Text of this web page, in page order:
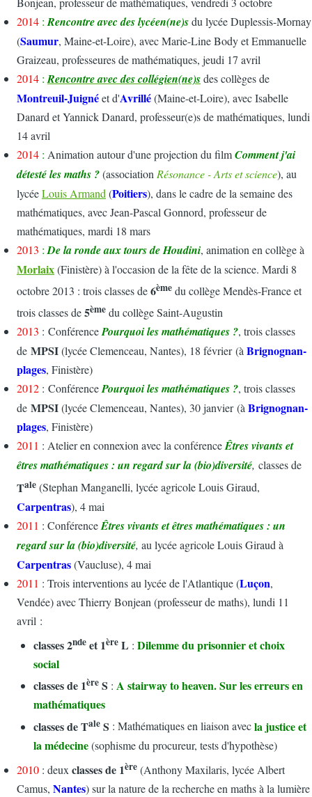
2014 : Rencontre avec des lycéen(ne)sdu lycée Duplessis-Mornay
(Saumur, Maine-et-Loire), avec Marie-Line Body et Emmanuelle
Graizeau, professeures de mathématiques, jeudi 17 avril
2014 : Rencontre avec des collégien(ne)sdes collèges de
Montreuil-Juignéet d'Avrillé(Maine-et-Loire), avec Isabelle
Danard et Yannick Danard, professeur(e)s de mathématiques, lundi
14 avril
2014 : Animation autour d'une projection du filmComment j'ai
détesté les maths ?(association Résonance - Arts et science), au
lycéeLouis Armand (Poitiers), dans le cadre de la semaine des
mathématiques, avec Jean-Pascal Gonnord, professeur de
mathématiques, mardi 18 mars
2013 : De la ronde aux tours de Houdini, animation en collège à
Morlaix(Finistère) à l'occasion de la fête de la science. Mardi 8
octobre 2013 : trois classes de6ème du collège Mendès-France et
trois classes de5ème du collège Saint-Augustin
2013 : ConférencePourquoi les mathématiques ?, trois classes
de MPSI(lycée Clemenceau, Nantes), 18 février (àBrignognan-
plages, Finistère)
2012 : ConférencePourquoi les mathématiques ?, trois classes
de MPSI(lycée Clemenceau, Nantes), 30 janvier (àBrignognan-
plages, Finistère)
2011 : Atelier en connexion avec la conférenceÊtres vivants et
êtres mathématiques : un regard sur la (bio)diversité, classes de
Tale (Stephan Manganelli, lycée agricole Louis Giraud,
Carpentras), 4 mai
2011 : ConférenceÊtres vivants et êtres mathématiques : un
regard sur la (bio)diversité, au lycée agricole Louis Giraud à
Carpentras(Vaucluse), 4 mai
2011 : Trois interventions au lycée de l'Atlantique (Luçon,
Vendée) avec Thierry Bonjean (professeur de maths), lundi 11
avril :
classes 2nde et 1ère L : Dilemme du prisonnier et choix
social
classes de 1ère S : A stairway to heaven. Sur les erreurs en
mathématiques
classes de Tale S : Mathématiques en liaison avecla justice et
la médecine(sophisme du procureur, tests d'hypothèse)
2010 : deux classes de 1ère (Anthony Maxilaris, lycée Albert
Camus, Nantes) sur la nature de la recherche en maths à la lumière